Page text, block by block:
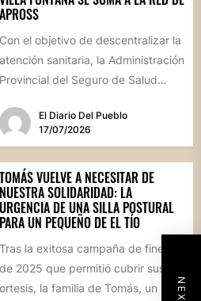
APROSS
Con el objetivo de descentralizar la
atención sanitaria, la Administración
Provincial del Seguro de Salud
de...
El Diario Del Pueblo
17/07/2026
TOMÁS VUELVE A NECESITAR DE
NUESTRA SOLIDARIDAD: LA
URGENCIA DE UNA SILLA POSTURAL
PARA UN PEQUEÑO DE EL TÍO
Tras la exitosa campaña de fines
de 2025 que permitió cubrir sus
ortesis, la familia de Tomás, un niño